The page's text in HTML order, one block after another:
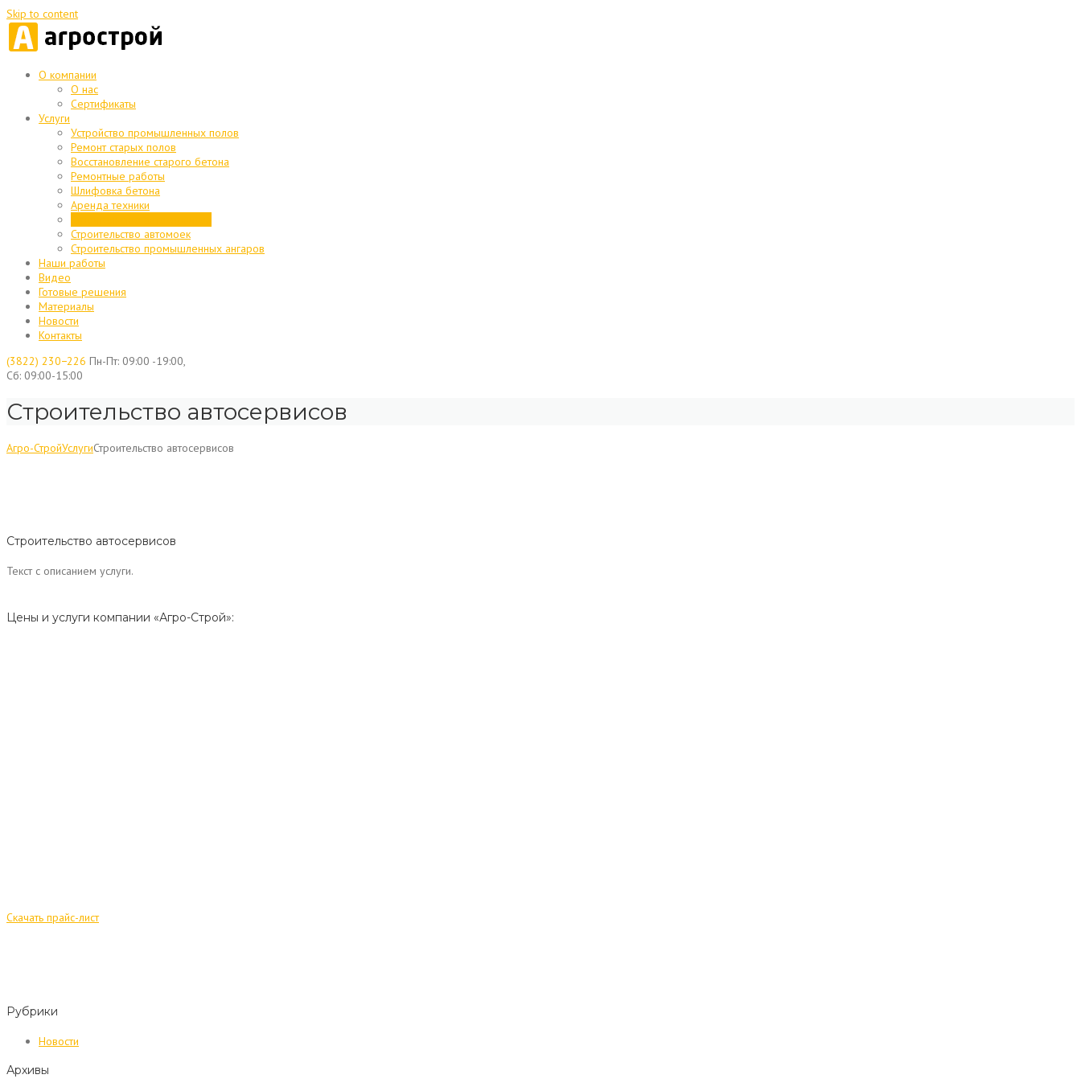
Skip to content
О компании
О нас
Сертификаты
Услуги
Устройство промышленных полов
Ремонт старых полов
Восстановление старого бетона
Ремонтные работы
Шлифовка бетона
Аренда техники
Строительство автомоек
Строительство промышленных ангаров
Наши работы
Видео
Готовые решения
Материалы
Новости
Контакты
(3822) 230−226 Пн-Пт: 09:00 -19:00,
Сб: 09:00-15:00
Строительство автосервисов
Агро-СтройУслугиСтроительство автосервисов
Строительство автосервисов
Текст с описанием услуги.
Цены и услуги компании «Агро-Строй»:
Скачать прайс-лист
Рубрики
Новости
Архивы